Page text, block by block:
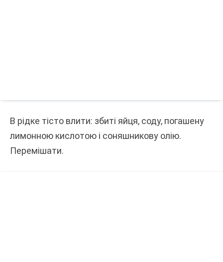
В рідке тісто влити: збиті яйця, соду, погашену
лимонною кислотою і соняшникову олію.
Перемішати.